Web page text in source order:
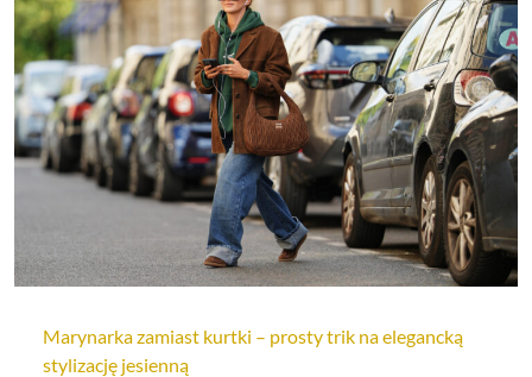
Marynarka zamiast kurtki – prosty trik na elegancką
stylizację jesienną